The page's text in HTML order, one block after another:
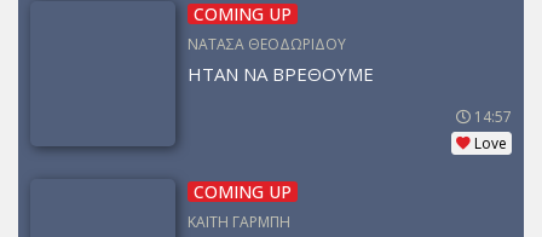
COMING UP
ΝΑΤΑΣΑ ΘΕΟΔΩΡΙΔΟΥ
ΗΤΑΝ ΝΑ ΒΡΕΘΟΥΜΕ
14:57
Love
COMING UP
ΚΑΙΤΗ ΓΑΡΜΠΗ